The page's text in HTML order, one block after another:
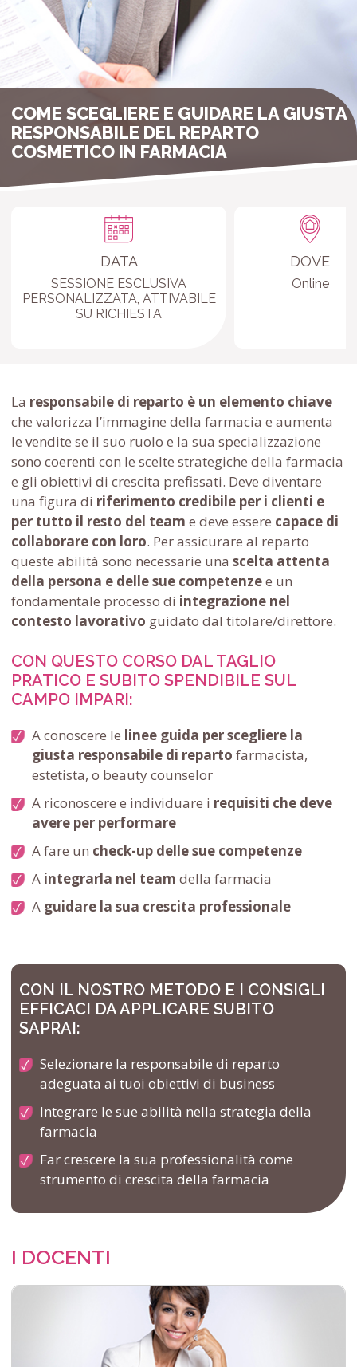
COME SCEGLIERE E GUIDARE LA GIUSTA
RESPONSABILE DEL REPARTO
COSMETICO IN FARMACIA
DATA
SESSIONE ESCLUSIVA
PERSONALIZZATA, ATTIVABILE
SU RICHIESTA
DOVE
Online
La responsabile di reparto è un elemento chiave
che valorizza l’immagine della farmacia e aumenta
le vendite se il suo ruolo e la sua specializzazione
sono coerenti con le scelte strategiche della farmacia
e gli obiettivi di crescita prefissati. Deve diventare
una figura di riferimento credibile per i clienti e
per tutto il resto del team e deve essere capace di
collaborare con loro. Per assicurare al reparto
queste abilità sono necessarie una scelta attenta
della persona e delle sue competenzee un
fondamentale processo di integrazione nel
contesto lavorativo guidato dal titolare/direttore.
CON QUESTO CORSO DAL TAGLIO
PRATICO E SUBITO SPENDIBILE SUL
CAMPO IMPARI:
A conoscere le linee guida per scegliere la
giusta responsabile di reparto farmacista,
estetista, o beauty counselor
A riconoscere e individuare i requisiti che deve
avere per performare
A fare un check-up delle sue competenze
A integrarla nel team della farmacia
A guidare la sua crescita professionale
CON IL NOSTRO METODO E I CONSIGLI
EFFICACI DA APPLICARE SUBITO
SAPRAI:
Selezionare la responsabile di reparto
adeguata ai tuoi obiettivi di business
Integrare le sue abilità nella strategia della
farmacia
Far crescere la sua professionalità come
strumento di crescita della farmacia
I DOCENTI